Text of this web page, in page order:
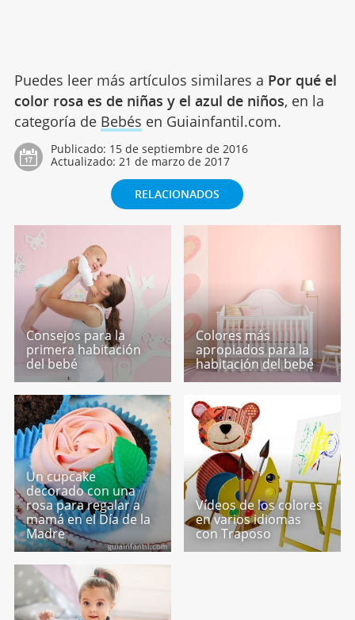
Puedes leer más artículos similares a Por qué el
color rosa es de niñas y el azul de niños, en la
categoría de Bebés en Guiainfantil.com.
Publicado: 15 de septiembre de 2016
Actualizado: 21 de marzo de 2017
RELACIONADOS
Consejos para la
primera habitación
del bebé
Colores más
apropiados para la
habitación del bebé
Un cupcake
decorado con una
rosa para regalar a
mamá en el Día de la
Madre
Vídeos de los colores
en varios idiomas
con Traposo